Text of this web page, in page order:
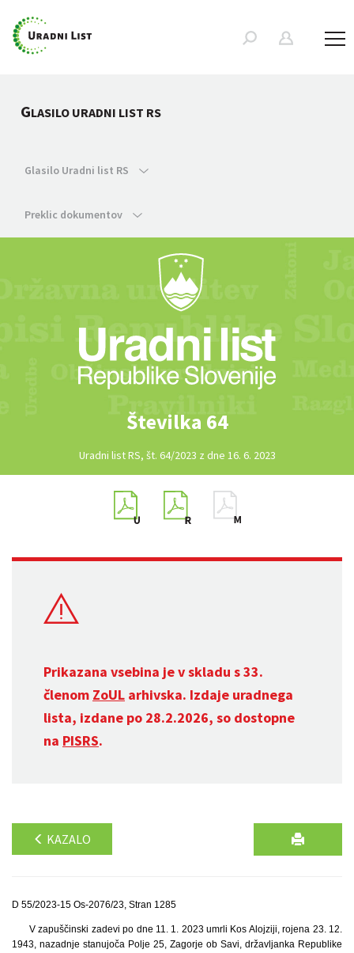
GLASILO URADNI LIST RS
Glasilo Uradni list RS
Preklic dokumentov
Številka 64
Uradni list RS, št. 64/2023 z dne 16. 6. 2023
Prikazana vsebina je v skladu s 33.
členom ZoUL arhivska. Izdaje uradnega
lista, izdane po 28.2.2026, so dostopne
na PISRS.
KAZALO
D 55/2023-15 Os-2076/23, Stran 1285
V zapuščinski zadevi po dne 11. 1. 2023 umrli Kos Alojziji, rojena 23. 12.
1943, nazadnje stanujoča Polje 25, Zagorje ob Savi, državljanka Republike